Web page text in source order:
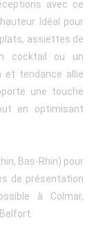
avec ce
Idéal pour
assiettes de
cocktail ou un
et tendance allie
une touche
en optimisant
Bas-Rhin) pour
de présentation
à Colmar,